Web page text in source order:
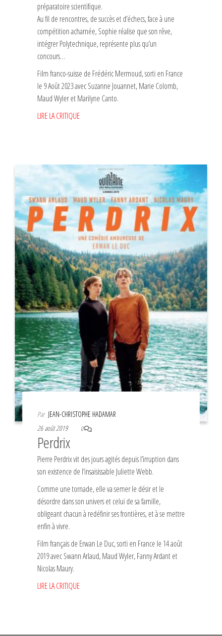
préparatoire scientifique.
Au fil de rencontres, de succès et d’échecs, face à une
compétition acharnée, Sophie réalise que son rêve,
intégrer Polytechnique, représente plus qu’un
concours…
Film franco-suisse de Frédéric Mermoud, sorti en France
le 9 Août 2023 avec Suzanne Jouannet, Marie Colomb,
Maud Wyler et Marilyne Canto.
LIRE LA CRITIQUE
Par JEAN-CHRISTOPHE HADAMAR
26 août 2019
0
Perdrix
Pierre Perdrix vit des jours agités depuis l’irruption dans
son existence de l’insaisissable Juliette Webb.
Comme une tornade, elle va semer le désir et le
désordre dans son univers et celui de sa famille,
obligeant chacun à redéfinir ses frontières, et à se mettre
enfin à vivre.
Film français de Erwan Le Duc, sorti en France le 14 août
2019 avec Swann Arlaud, Maud Wyler, Fanny Ardant et
Nicolas Maury.
LIRE LA CRITIQUE